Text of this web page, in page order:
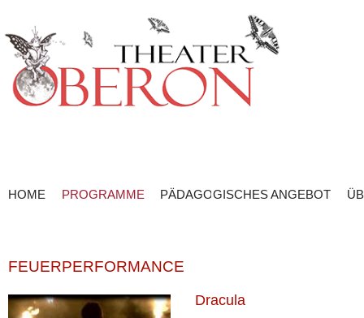
HOME PROGRAMME PÄDAGOGISCHES ANGEBOT
FEUERPERFORMANCE
Dracula